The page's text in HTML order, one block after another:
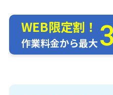
WEB限定割！
作業料金から最大